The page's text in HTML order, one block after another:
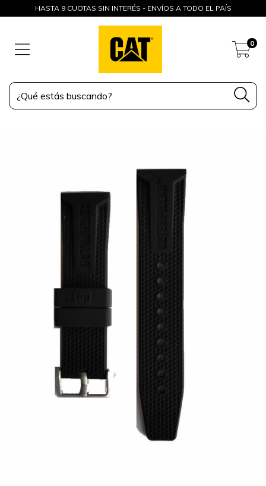
HASTA 9 CUOTAS SIN INTERÉS - ENVÍOS A TODO EL PAÍS
0